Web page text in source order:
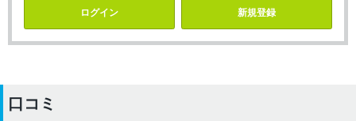
ログイン 新規登録
口コミ